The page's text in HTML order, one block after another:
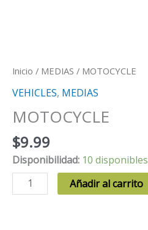
Inicio / MEDIAS / MOTOCYCLE
VEHICLES, MEDIAS
MOTOCYCLE
$9.99
Disponibilidad: 10 disponibles
MOTOCYCLE
cantidad
Añadir al carrito